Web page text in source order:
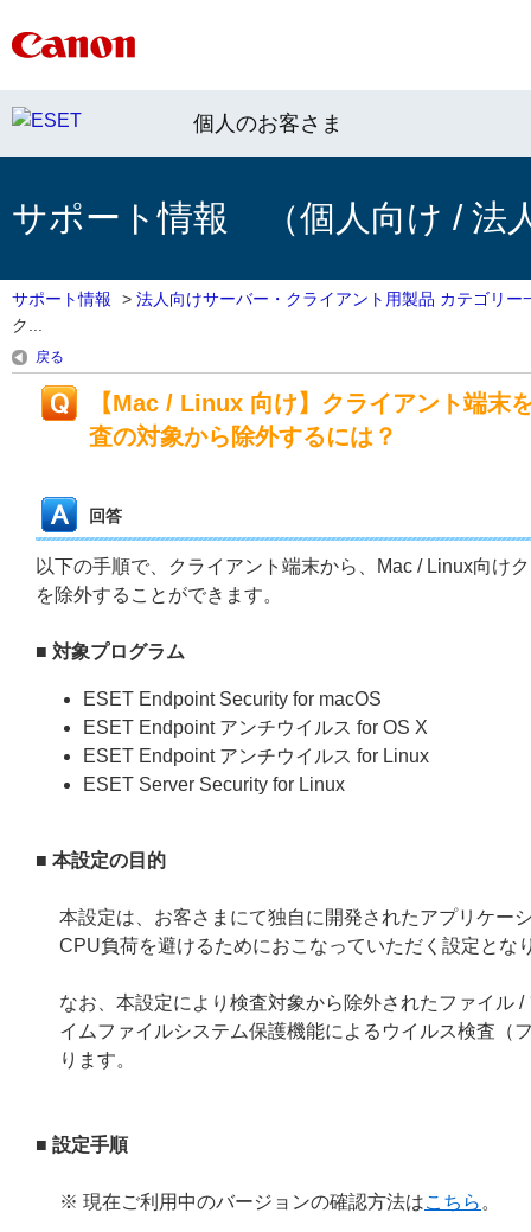
個人のお客さま
サポート情報 （個人向け / 法
サポート情報 > 法人向けサーバー・クライアント用製品 カテゴリー
ク...
戻る
【Mac / Linux 向け】クライアント端末
査の対象から除外するには？
回答
以下の手順で、クライアント端末から、Mac / Linux向け
を除外することができます。
■ 対象プログラム
ESET Endpoint Security for macOS
ESET Endpoint アンチウイルス for OS X
ESET Endpoint アンチウイルス for Linux
ESET Server Security for Linux
■ 本設定の目的
本設定は、お客さまにて独自に開発されたアプリケー
CPU負荷を避けるためにおこなっていただく設定とな
なお、本設定により検査対象から除外されたファイル
イムファイルシステム保護機能によるウイルス検査（
ります。
■ 設定手順
※ 現在ご利用中のバージョンの確認方法はこちら 。